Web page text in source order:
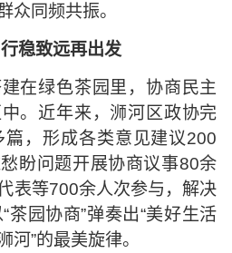
众同频共振。
稳致远再出发
绿色茶园里，协商民主
。近年来，浉河区政协完
，形成各类意见建议200
盼问题开展协商议事80余
表等700余人次参与，解决
茶园协商”弹奏出“美好生活
河”的最美旋律。